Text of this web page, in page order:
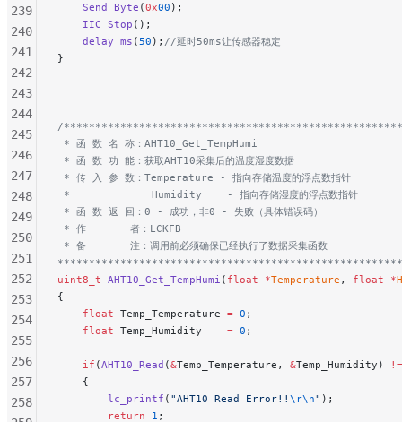
    Send_Byte
(0x00 );
    IIC_Stop
();
    delay_ms
(50 ); //延时50ms让传感器稳定
}
/
* 函 数 名 称：AHT10_Get_TempHumi
* 函 数 功 能：获取AHT10采集后的温度湿度数据
* 传 入 参 数：Temperature - 指向存储温度的浮点数指针
*             Humidity    - 指向存储湿度的浮点数指针
* 函 数 返 回：0 - 成功，非0 - 失败（具体错误码）
* 作       者：LCKFB
* 备       注：调用前必须确保已经执行了数据采集函数
uint8_t AHT10_Get_TempHumi ( float *Temperature , float *
{
    float
Temp_Temperature = 0 ;
    float
Temp_Humidity = 0 ;
    if
(AHT10_Read (&Temp_Temperature, &Temp_Humidity)
!=
    {
        lc_printf
( "AHT10 Read Error!! \r\n" );
        return
1 ;
239
240
241
242
243
244
245
246
247
248
249
250
251
252
253
254
255
256
257
258